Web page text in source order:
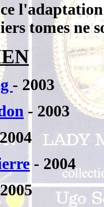
tomes ne
- 2003
- 2003
- 2004